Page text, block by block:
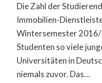
Die Zahl der
Immobilien-
Wintersemester
Studenten so viele
Universitäten in
niemals zuvor. Das…